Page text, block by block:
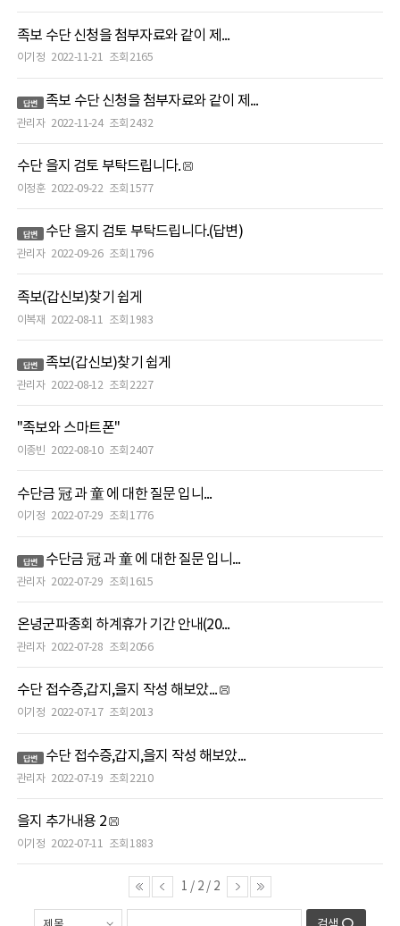
족보 수단 신청을 첨부자료와 같이 제...
이기정 2022-11-21 조회 2165
족보 수단 신청을 첨부자료와 같이 제...
관리자 2022-11-24 조회 2432
수단 을지 검토 부탁드립니다.
이정훈 2022-09-22 조회 1577
수단 을지 검토 부탁드립니다.(답변)
관리자 2022-09-26 조회 1796
족보(갑신보)찾기 쉽게
이복재 2022-08-11 조회 1983
족보(갑신보)찾기 쉽게
관리자 2022-08-12 조회 2227
"족보와 스마트폰"
이종빈 2022-08-10 조회 2407
수단금 冠 과 童 에 대한 질문 입니...
이기정 2022-07-29 조회 1776
수단금 冠 과 童 에 대한 질문 입니...
관리자 2022-07-29 조회 1615
온녕군파종회 하계휴가 기간 안내(20...
관리자 2022-07-28 조회 2056
수단 접수증,갑지,을지 작성 해보았...
이기정 2022-07-17 조회 2013
수단 접수증,갑지,을지 작성 해보았...
관리자 2022-07-19 조회 2210
을지 추가내용 2
이기정 2022-07-11 조회 1883
1 / 2 / 2